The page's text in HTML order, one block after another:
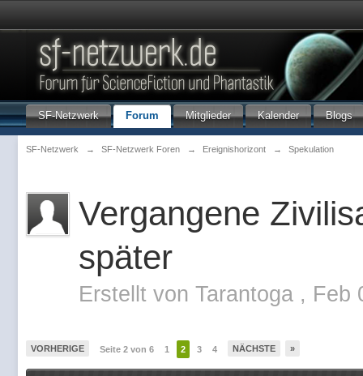
SF-Netzwerk Forum Mitglieder Kalender Blogs
SF-Netzwerk → SF-Netzwerk Foren → Ereignishorizont → Spekulation
Vergangene
später
Erstellt von Tarantoga , Feb
VORHERIGE Seite 2 von 6 1 2 3 4 NÄCHSTE »